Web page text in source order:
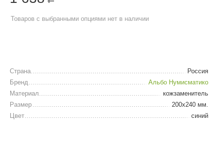
Товаров с выбранными опциями нет в наличии
Страна
Россия
Бренд
Альбо Нумисматико
Материал
кожзаменитель
Размер
200х240 мм.
Цвет
синий